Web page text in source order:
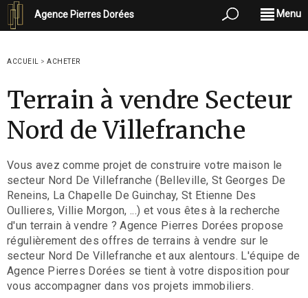
Agence Pierres Dorées Menu
ACCUEIL > ACHETER
Terrain à vendre Secteur
Nord de Villefranche
Vous avez comme projet de construire votre maison le
secteur Nord De Villefranche (Belleville, St Georges De
Reneins, La Chapelle De Guinchay, St Etienne Des
Oullieres, Villie Morgon, ...) et vous êtes à la recherche
d'un terrain à vendre ? Agence Pierres Dorées propose
régulièrement des offres de terrains à vendre sur le
secteur Nord De Villefranche et aux alentours. L'équipe de
Agence Pierres Dorées se tient à votre disposition pour
vous accompagner dans vos projets immobiliers.